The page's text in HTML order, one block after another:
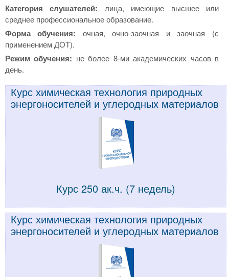
Категория слушателей: лица, имеющие высшее или
среднее профессиональное образование.
Форма обучения: очная, очно-заочная и заочная (с
применением ДОТ).
Режим обучения: не более 8-ми академических часов в
день.
Курс химическая технология природных
энергоносителей и углеродных материалов
Курс 250 ак.ч. (7 недель)
Курс химическая технология природных
энергоносителей и углеродных материалов